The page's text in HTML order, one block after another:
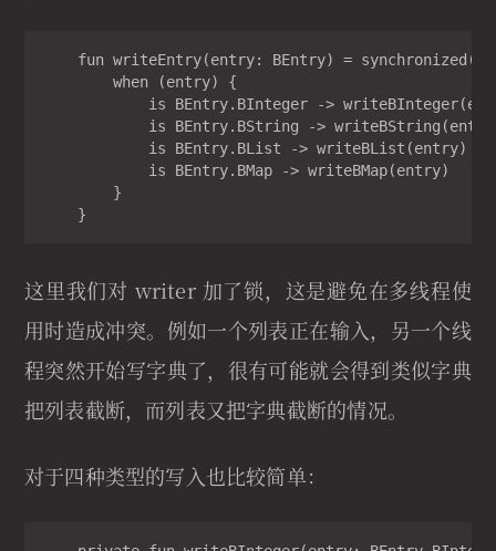
fun writeEntry(entry: BEntry) =
        when (entry) {
is BEntry.BInteger ->
is BEntry.BString ->
            is BEntry.BList -> writeBList(entry)
            is BEntry.BMap -> writeBMap(entry)
        }
    }
这里我们对 writer 加了锁，这是避免在多线程使
用时造成冲突。例如一个列表正在输入，另一个线
程突然开始写字典了，很有可能就会得到类似字典
把列表截断，而列表又把字典截断的情况。
对于四种类型的写入也比较简单：